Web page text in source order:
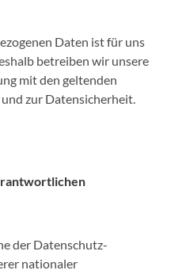
Daten ist für uns
betreiben wir unsere
mit den geltenden
zur Datensicherheit.
der Datenschutz-
nationaler